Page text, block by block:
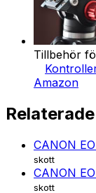
Tillbehör
Amazon
CANON
skott
CANON
skott